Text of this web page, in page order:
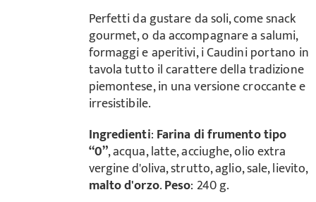
Perfetti da gustare da soli, come snack
gourmet, o da accompagnare a salumi,
formaggi e aperitivi, i Caudini portano in
tavola tutto il carattere della tradizione
piemontese, in una versione croccante e
irresistibile.
Ingredienti: Farina di frumento tipo
“0”, acqua, latte, acciughe, olio extra
vergine d'oliva, strutto, aglio, sale, lievito,
malto d'orzo.Peso: 240 g.